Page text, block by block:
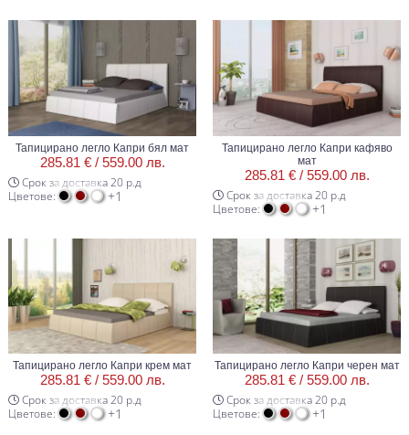
Тапицирано легло Капри бял мат
285.81 € / 559.00 лв.
Срок за доставка 20 р.д
Цветове:
+1
Тапицирано легло Капри кафяво
мат
285.81 € / 559.00 лв.
Срок за доставка 20 р.д
Цветове:
+1
Тапицирано легло Капри крем мат
285.81 € / 559.00 лв.
Срок за доставка 20 р.д
Цветове:
+1
Тапицирано легло Капри черен мат
285.81 € / 559.00 лв.
Срок за доставка 20 р.д
Цветове:
+1